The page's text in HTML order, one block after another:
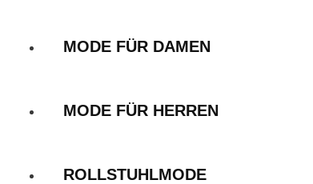
MODE FÜR DAMEN
MODE FÜR HERREN
ROLLSTUHLMODE